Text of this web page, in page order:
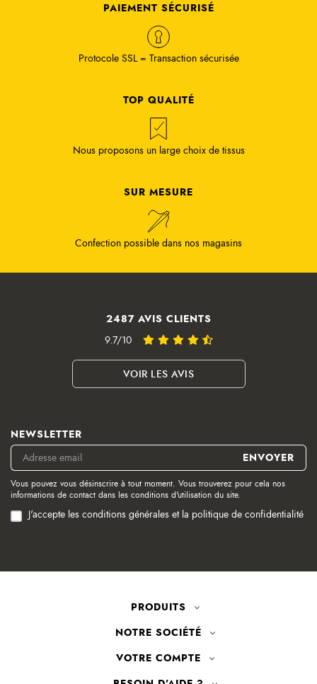
PAIEMENT SÉCURISÉ
Protocole SSL = Transaction sécurisée
TOP QUALITÉ
Nous proposons un large choix de tissus
SUR MESURE
Confection possible dans nos magasins
2487 AVIS CLIENTS
9.7/10
VOIR LES AVIS
NEWSLETTER
Vous pouvez vous désinscrire à tout moment. Vous trouverez pour cela nos
informations de contact dans les conditions d'utilisation du site.
J'accepte les conditions générales et la politique de confidentialité
PRODUITS
NOTRE SOCIÉTÉ
VOTRE COMPTE